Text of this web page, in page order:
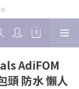
🔆
AdiFOM
頭 防水 懶人